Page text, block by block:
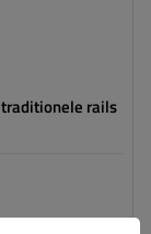
traditionele rails